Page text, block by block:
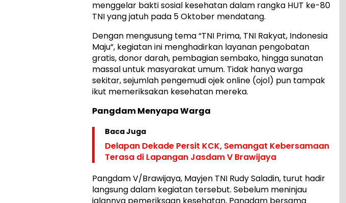
menggelar bakti sosial kesehatan dalam rangka HUT ke-80
TNI yang jatuh pada 5 Oktober mendatang.
Dengan mengusung tema “TNI Prima, TNI Rakyat, Indonesia
Maju”, kegiatan ini menghadirkan layanan pengobatan
gratis, donor darah, pembagian sembako, hingga sunatan
massal untuk masyarakat umum. Tidak hanya warga
sekitar, sejumlah pengemudi ojek online (ojol) pun tampak
ikut memeriksakan kesehatan mereka.
Pangdam Menyapa Warga
Baca Juga
Delapan Dekade Persit KCK, Semangat Kebersamaan
Terasa di Lapangan Jasdam V Brawijaya
Pangdam V/Brawijaya, Mayjen TNI Rudy Saladin, turut hadir
langsung dalam kegiatan tersebut. Sebelum meninjau
jalannya pemeriksaan kesehatan, Pangdam bersama